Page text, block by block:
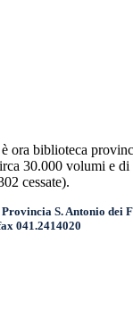
biblioteca
30.000 volumi e
cessate).
S. Antonio dei
041.2414020